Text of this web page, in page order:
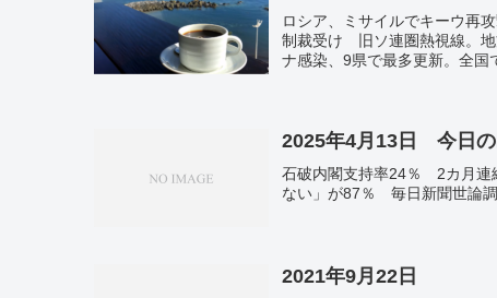
ロシア、ミサイルでキーウ再
制裁受け 旧ソ連圏熱視線。
ナ感染、9県で最多更新。全
2025年4月13日 今日
石破内閣支持率24％ 2カ月連
ない」が87％ 毎日新聞世論調
2021年9月22日